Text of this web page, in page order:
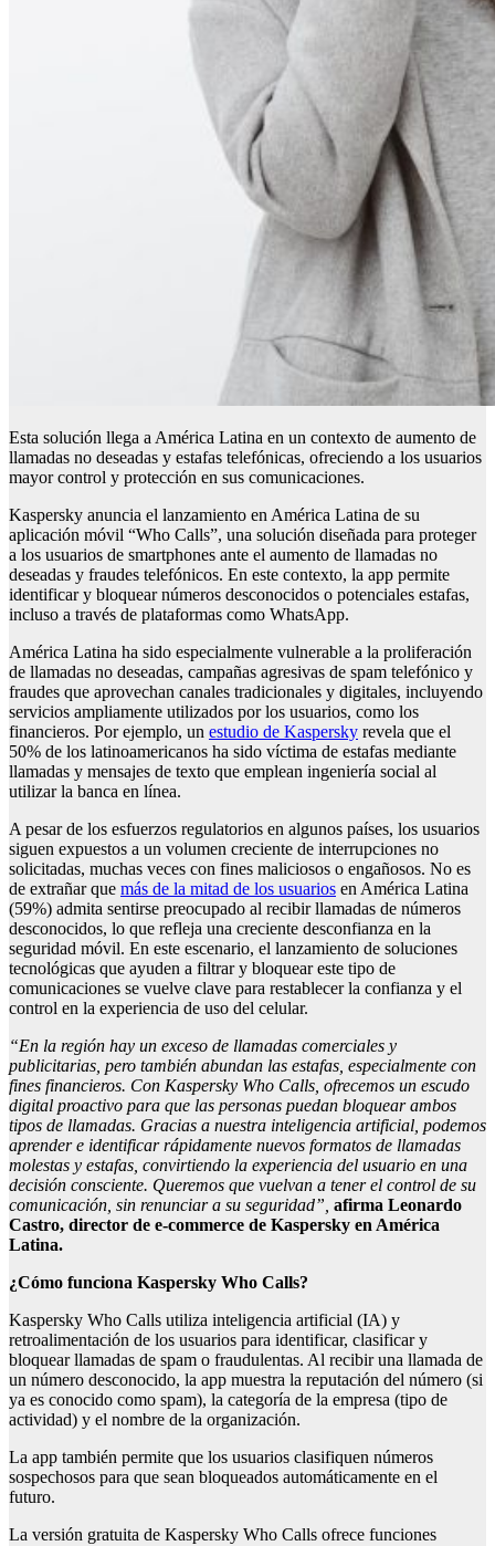
Esta solución llega a América Latina en un contexto de aumento de
llamadas no deseadas y estafas telefónicas, ofreciendo a los usuarios
mayor control y protección en sus comunicaciones.
Kaspersky anuncia el lanzamiento en América Latina de su
aplicación móvil “Who Calls”, una solución diseñada para proteger
a los usuarios de smartphones ante el aumento de llamadas no
deseadas y fraudes telefónicos. En este contexto, la app permite
identificar y bloquear números desconocidos o potenciales estafas,
incluso a través de plataformas como WhatsApp.
América Latina ha sido especialmente vulnerable a la proliferación
de llamadas no deseadas, campañas agresivas de spam telefónico y
fraudes que aprovechan canales tradicionales y digitales, incluyendo
servicios ampliamente utilizados por los usuarios, como los
financieros. Por ejemplo, un estudio de Kaspersky revela que el
50% de los latinoamericanos ha sido víctima de estafas mediante
llamadas y mensajes de texto que emplean ingeniería social al
utilizar la banca en línea.
A pesar de los esfuerzos regulatorios en algunos países, los usuarios
siguen expuestos a un volumen creciente de interrupciones no
solicitadas, muchas veces con fines maliciosos o engañosos. No es
de extrañar que más de la mitad de los usuarios en América Latina
(59%) admita sentirse preocupado al recibir llamadas de números
desconocidos, lo que refleja una creciente desconfianza en la
seguridad móvil. En este escenario, el lanzamiento de soluciones
tecnológicas que ayuden a filtrar y bloquear este tipo de
comunicaciones se vuelve clave para restablecer la confianza y el
control en la experiencia de uso del celular.
“En la región hay un exceso de llamadas comerciales y
publicitarias, pero también abundan las estafas, especialmente con
fines financieros. Con Kaspersky Who Calls, ofrecemos un escudo
digital proactivo para que las personas puedan bloquear ambos
tipos de llamadas. Gracias a nuestra inteligencia artificial, podemos
aprender e identificar rápidamente nuevos formatos de llamadas
molestas y estafas, convirtiendo la experiencia del usuario en una
decisión consciente. Queremos que vuelvan a tener el control de su
comunicación, sin renunciar a su seguridad”, afirma Leonardo
Castro, director de e-commerce de Kaspersky en América
Latina.
¿Cómo funciona Kaspersky Who Calls?
Kaspersky Who Calls utiliza inteligencia artificial (IA) y
retroalimentación de los usuarios para identificar, clasificar y
bloquear llamadas de spam o fraudulentas. Al recibir una llamada de
un número desconocido, la app muestra la reputación del número (si
ya es conocido como spam), la categoría de la empresa (tipo de
actividad) y el nombre de la organización.
La app también permite que los usuarios clasifiquen números
sospechosos para que sean bloqueados automáticamente en el
futuro.
La versión gratuita de Kaspersky Who Calls ofrece funciones